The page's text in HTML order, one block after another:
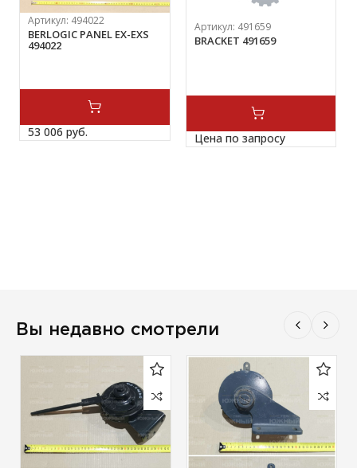
Артикул: 494022
BERLOGIC PANEL EX-EXS
494022
53 006 руб.
Артикул: 491659
BRACKET 491659
Цена по запросу
Вы недавно смотрели